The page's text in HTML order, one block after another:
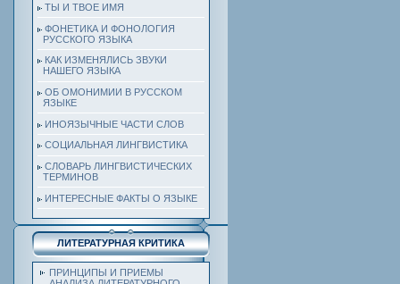
ТЫ И ТВОЕ ИМЯ
ФОНЕТИКА И ФОНОЛОГИЯ
РУССКОГО ЯЗЫКА
КАК ИЗМЕНЯЛИСЬ ЗВУКИ
НАШЕГО ЯЗЫКА
ОБ ОМОНИМИИ В РУССКОМ
ЯЗЫКЕ
ИНОЯЗЫЧНЫЕ ЧАСТИ СЛОВ
СОЦИАЛЬНАЯ ЛИНГВИСТИКА
СЛОВАРЬ ЛИНГВИСТИЧЕСКИХ
ТЕРМИНОВ
ИНТЕРЕСНЫЕ ФАКТЫ О ЯЗЫКЕ
ЛИТЕРАТУРНАЯ КРИТИКА
ПРИНЦИПЫ И ПРИЕМЫ